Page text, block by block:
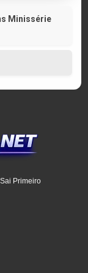
Minissérie
Primeiro